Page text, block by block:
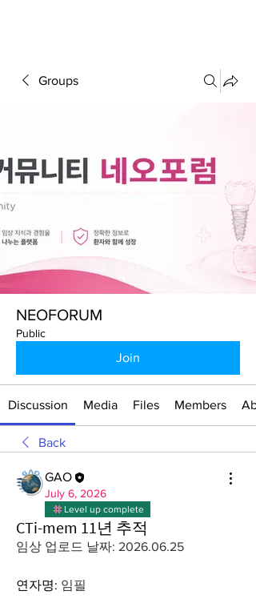
Groups
NEOFORUM
Public
Join
Discussion Media Files Members
Back
GAO
July 6, 2026
Level up complete
CTi-mem 11년 추적
임상 업로드 날짜: 2026.06.25
연자명: 임필